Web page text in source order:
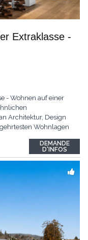
Extraklasse -
- Wohnen auf einer
Architektur, Design
Wohnlagen
das
Eleganz auf
DEMANDE
D'INFOS